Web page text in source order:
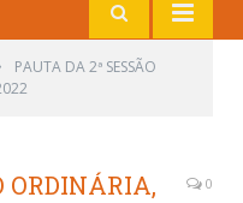
PAUTA DA 2ª SESSÃO
ORDINÁRIA,
0